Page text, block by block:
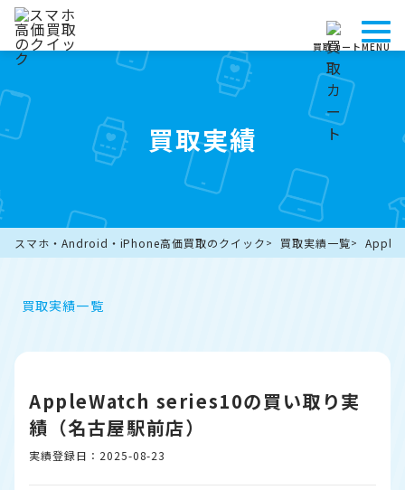
買取カートMENU
買取実績
スマホ・Android・iPhone高価買取のクイック 買取実績一覧
買取実績一覧
AppleWatch series10の買い取り実
績（名古屋駅前店）
実績登録日：2025-08-23